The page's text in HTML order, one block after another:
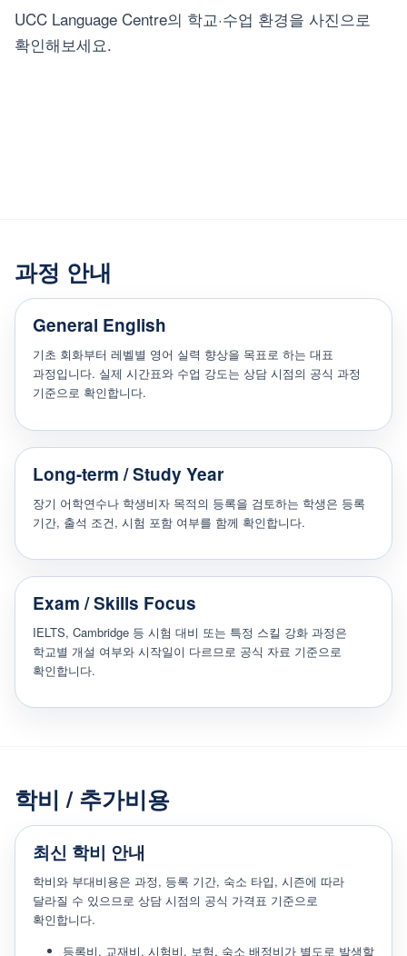
UCC Language Centre의 학교·수업 환경을 사진으로
확인해보세요.
과정 안내
General English
기초 회화부터 레벨별 영어 실력 향상을 목표로 하는 대표
과정입니다. 실제 시간표와 수업 강도는 상담 시점의 공식 과정
기준으로 확인합니다.
Long-term / Study Year
장기 어학연수나 학생비자 목적의 등록을 검토하는 학생은 등록
기간, 출석 조건, 시험 포함 여부를 함께 확인합니다.
Exam / Skills Focus
IELTS, Cambridge 등 시험 대비 또는 특정 스킬 강화 과정은
학교별 개설 여부와 시작일이 다르므로 공식 자료 기준으로
확인합니다.
학비 / 추가비용
최신 학비 안내
학비와 부대비용은 과정, 등록 기간, 숙소 타입, 시즌에 따라
달라질 수 있으므로 상담 시점의 공식 가격표 기준으로
확인합니다.
등록비, 교재비, 시험비, 보험, 숙소 배정비가 별도로 발생할